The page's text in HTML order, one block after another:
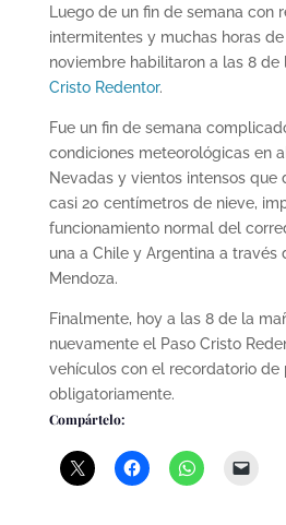
Luego de un fin de semana con
intermitentes y muchas horas
noviembre habilitaron a las 8 de
Cristo Redentor.
Fue un fin de semana
condiciones meteorológicas en
Nevadas y vientos intensos que
casi 20 centímetros de nieve,
funcionamiento normal del
una a Chile y Argentina a través
Mendoza.
Finalmente, hoy a las 8 de la
nuevamente el Paso Cristo
vehículos con el recordatorio de
obligatoriamente.
Compártelo: